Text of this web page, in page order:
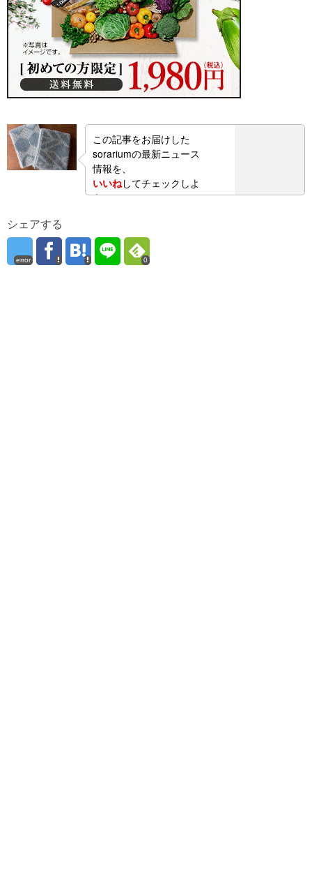
この記事をお届けした
sorariumの最新ニュース
情報を、
いいねしてチェックしよ
う！
シェアする
error 0